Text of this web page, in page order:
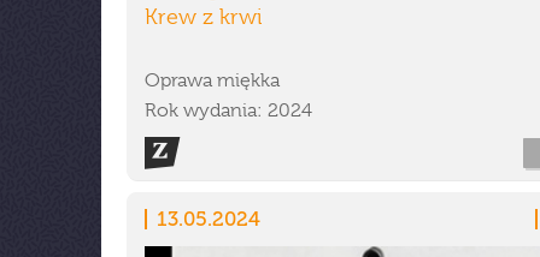
Krew z krwi
Oprawa miękka
Rok wydania: 2024
13.05.2024